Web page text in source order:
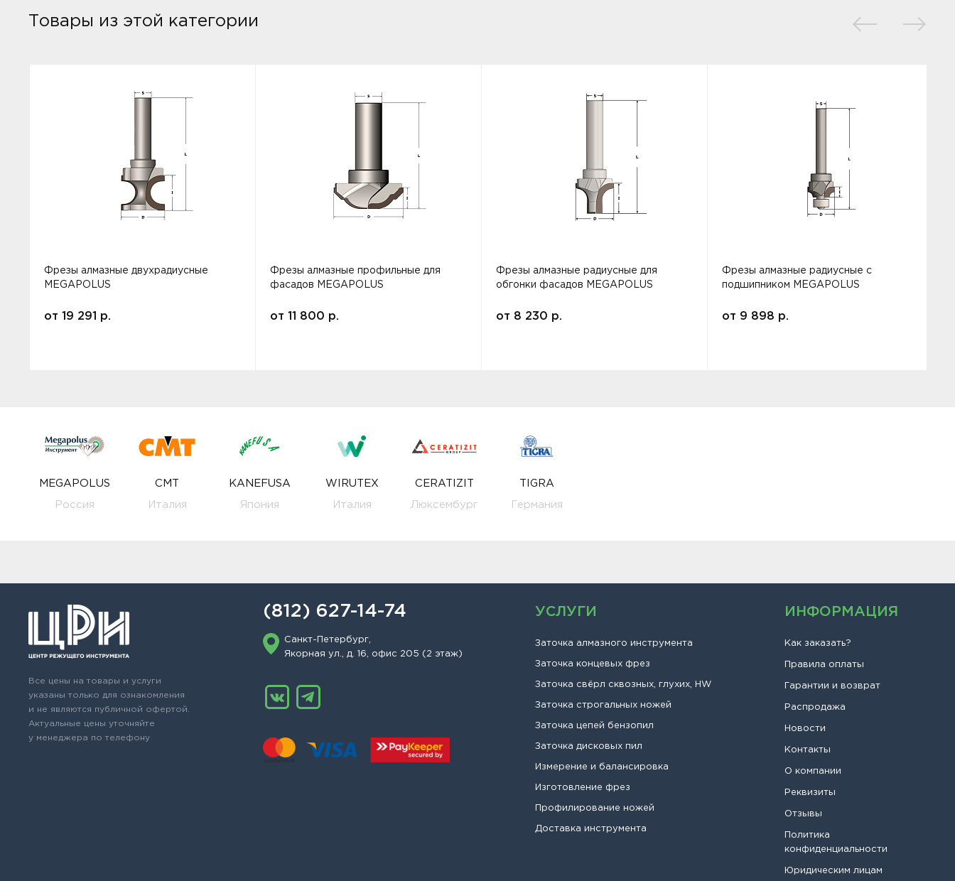
Товары из этой категории
Фрезы алмазные двухрадиусные
MEGAPOLUS
от 19 291 р.
Фрезы алмазные профильные для
фасадов MEGAPOLUS
от 11 800 р.
Фрезы алмазные радиусные для
обгонки фасадов MEGAPOLUS
от 8 230 р.
Фрезы алмазные радиусные с
подшипником MEGAPOLUS
от 9 898 р.
MEGAPOLUS
Россия
CMT
Италия
KANEFUSA
Япония
WIRUTEX
Италия
CERATIZIT
Люксембург
TIGRA
Германия
Все цены на товары и услуги
указаны только для ознакомления
и не являются публичной офертой.
Актуальные цены уточняйте
у менеджера по телефону
(812) 627-14-74
Санкт-Петербург,
Якорная ул., д. 16, офис 205 (2 этаж)
УСЛУГИ
Заточка алмазного инструмента
Заточка концевых фрез
Заточка свёрл сквозных, глухих, HW
Заточка строгальных ножей
Заточка цепей бензопил
Заточка дисковых пил
Измерение и балансировка
Изготовление фрез
Профилирование ножей
Доставка инструмента
ИНФОРМАЦИЯ
Как заказать?
Правила оплаты
Гарантии и возврат
Распродажа
Новости
Контакты
О компании
Реквизиты
Отзывы
Политика
конфиденциальности
Юридическим лицам